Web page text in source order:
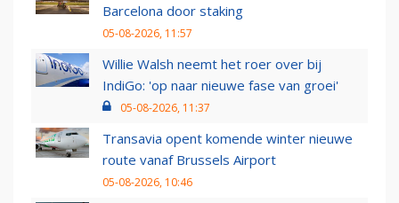
Barcelona door staking
05-08-2026, 11:57
Willie Walsh neemt het roer over bij
IndiGo: 'op naar nieuwe fase van groei'
05-08-2026, 11:37
Transavia opent komende winter nieuwe
route vanaf Brussels Airport
05-08-2026, 10:46